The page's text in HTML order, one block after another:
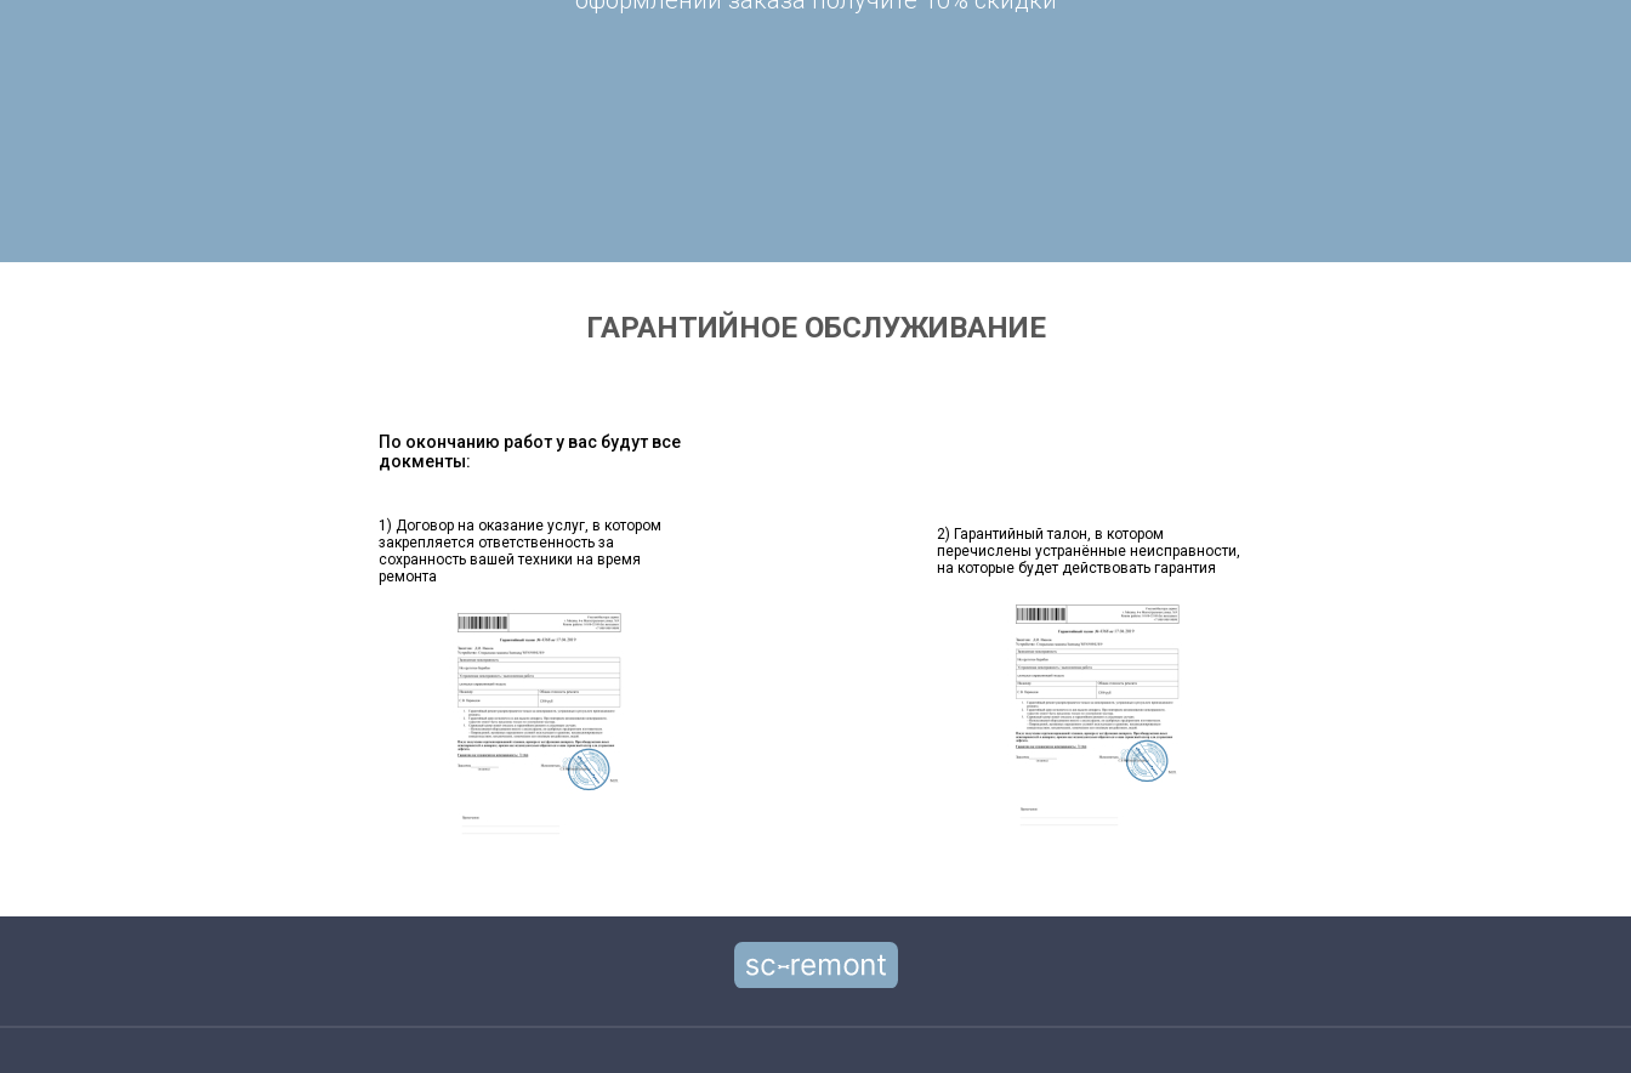
ГАРАНТИЙНОЕ ОБСЛУЖИВАНИЕ
По окончанию работ у вас будут все
докменты:
1) Договор на оказание услуг, в котором
закрепляется ответственность за
сохранность вашей техники на время
ремонта
2) Гарантийный талон, в котором
перечислены устранённые неисправности,
на которые будет действовать гарантия